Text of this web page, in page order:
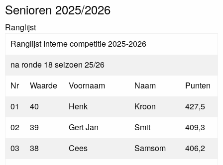
Senioren 2025/2026
Ranglijst
Ranglijst Interne competitie 2025-2026
na ronde 18 seizoen 25/26
Nr
Waarde Voornaam Naam
Punten
01
40 Henk Kroon
427,5
02
39 Gert Jan Smit
409,3
03
38 Cees Samsom
406,2